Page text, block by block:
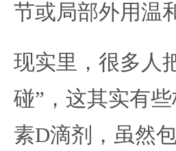
节或局部外用温
现实里，很多人
碰”，这其实有
素D滴剂，虽然